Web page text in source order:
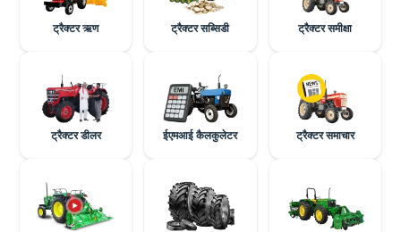
ट्रैक्टर ऋण ट्रैक्टर सब्सिडी ट्रैक्टर समीक्षा
ट्रैक्टर डीलर ईएमआई कैलकुलेटर ट्रैक्टर समाचार